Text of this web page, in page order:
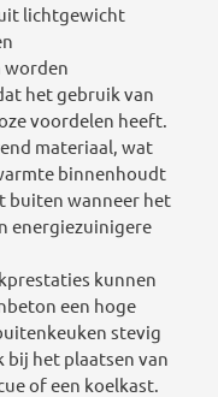
lichtgewicht
worden
het gebruik van
voordelen heeft.
materiaal, wat
binnenhoudt
buiten wanneer het
energiezuinigere
kunnen
een hoge
stevig
bij het plaatsen van
of een koelkast.